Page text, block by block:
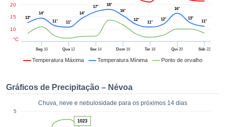
e
forma
digital
Temperatura Máxima Temperatura Mínima Ponto de orvalho
Seg10 Qua12 Sex 14 Dom16 Ter 18 Qui 20 Sáb22
10
15
20
°C
13°
14°
11°
11°
14°
17°
18°
16°
12°
11°
12°
16°
13°
11°
Gráficos de Precipitação – Névoa
Chuva, neve e nebulosidade para os próximos 14 dias
5
1023